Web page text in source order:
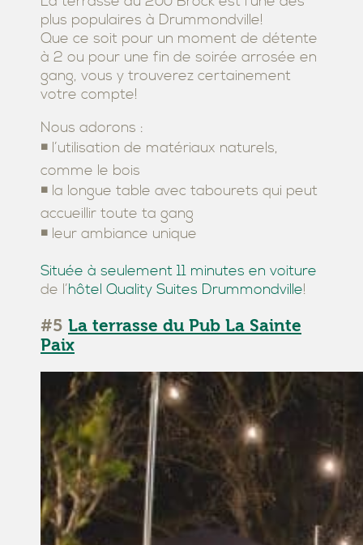
plus populaires à Drummondville!
Que ce soit pour un moment de détente
à 2 ou pour une fin de soirée arrosée en
gang, vous y trouverez certainement
votre compte!
Nous adorons :
◾ l’utilisation de matériaux naturels,
comme le bois
◾ la longue table avec tabourets qui peut
accueillir toute ta gang
◾ leur ambiance unique
Située à seulement 11 minutes en voiture
de l’hôtel Quality Suites Drummondville!
#5 La terrasse du Pub La Sainte
Paix